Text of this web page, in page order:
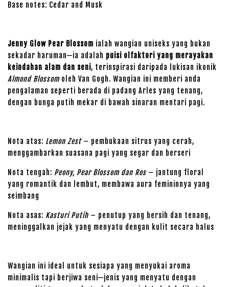
Base notes: Cedar and Musk
Jenny Glow Pear Blossom ialah wangian uniseks yang bukan
sekadar haruman—ia adalah puisi olfaktori yang merayakan
keindahan alam dan seni, terinspirasi daripada lukisan ikonik
Almond Blossomoleh Van Gogh. Wangian ini memberi anda
pengalaman seperti berada di padang Arles yang tenang,
dengan bunga putih mekar di bawah sinaran mentari pagi.
Nota atas: Lemon Zest– pembukaan sitrus yang cerah,
menggambarkan suasana pagi yang segar dan berseri
Nota tengah: Peony, Pear Blossom dan Ros – jantung floral
yang romantik dan lembut, membawa aura femininnya yang
seimbang
Nota asas: Kasturi Putih – penutup yang bersih dan tenang,
meninggalkan jejak yang menyatu dengan kulit secara halus
Wangian ini ideal untuk sesiapa yang menyukai aroma
minimalis tapi berjiwa seni—jenis yang menyatu dengan